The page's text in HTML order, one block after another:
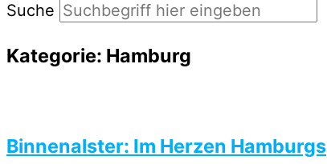
Suche
Kategorie: Hamburg
Binnenalster: Im Herzen Hamburgs